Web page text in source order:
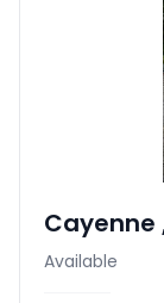
Cayenne
Available